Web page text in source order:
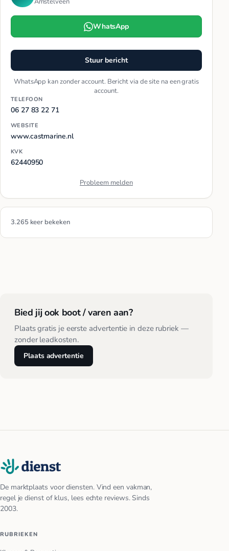
WhatsApp
Stuur bericht
WhatsApp kan zonder account. Bericht via de site na een gratis
account.
TELEFOON
06 27 83 22 71
WEBSITE
www.castmarine.nl
KVK
62440950
Probleem melden
3.265 keer bekeken
Bied jij ook boot / varen aan?
Plaats gratis je eerste advertentie in deze rubriek —
zonder leadkosten.
Plaats advertentie
De marktplaats voor diensten. Vind een vakman,
regel je dienst of klus, lees echte reviews. Sinds
2003.
RUBRIEKEN